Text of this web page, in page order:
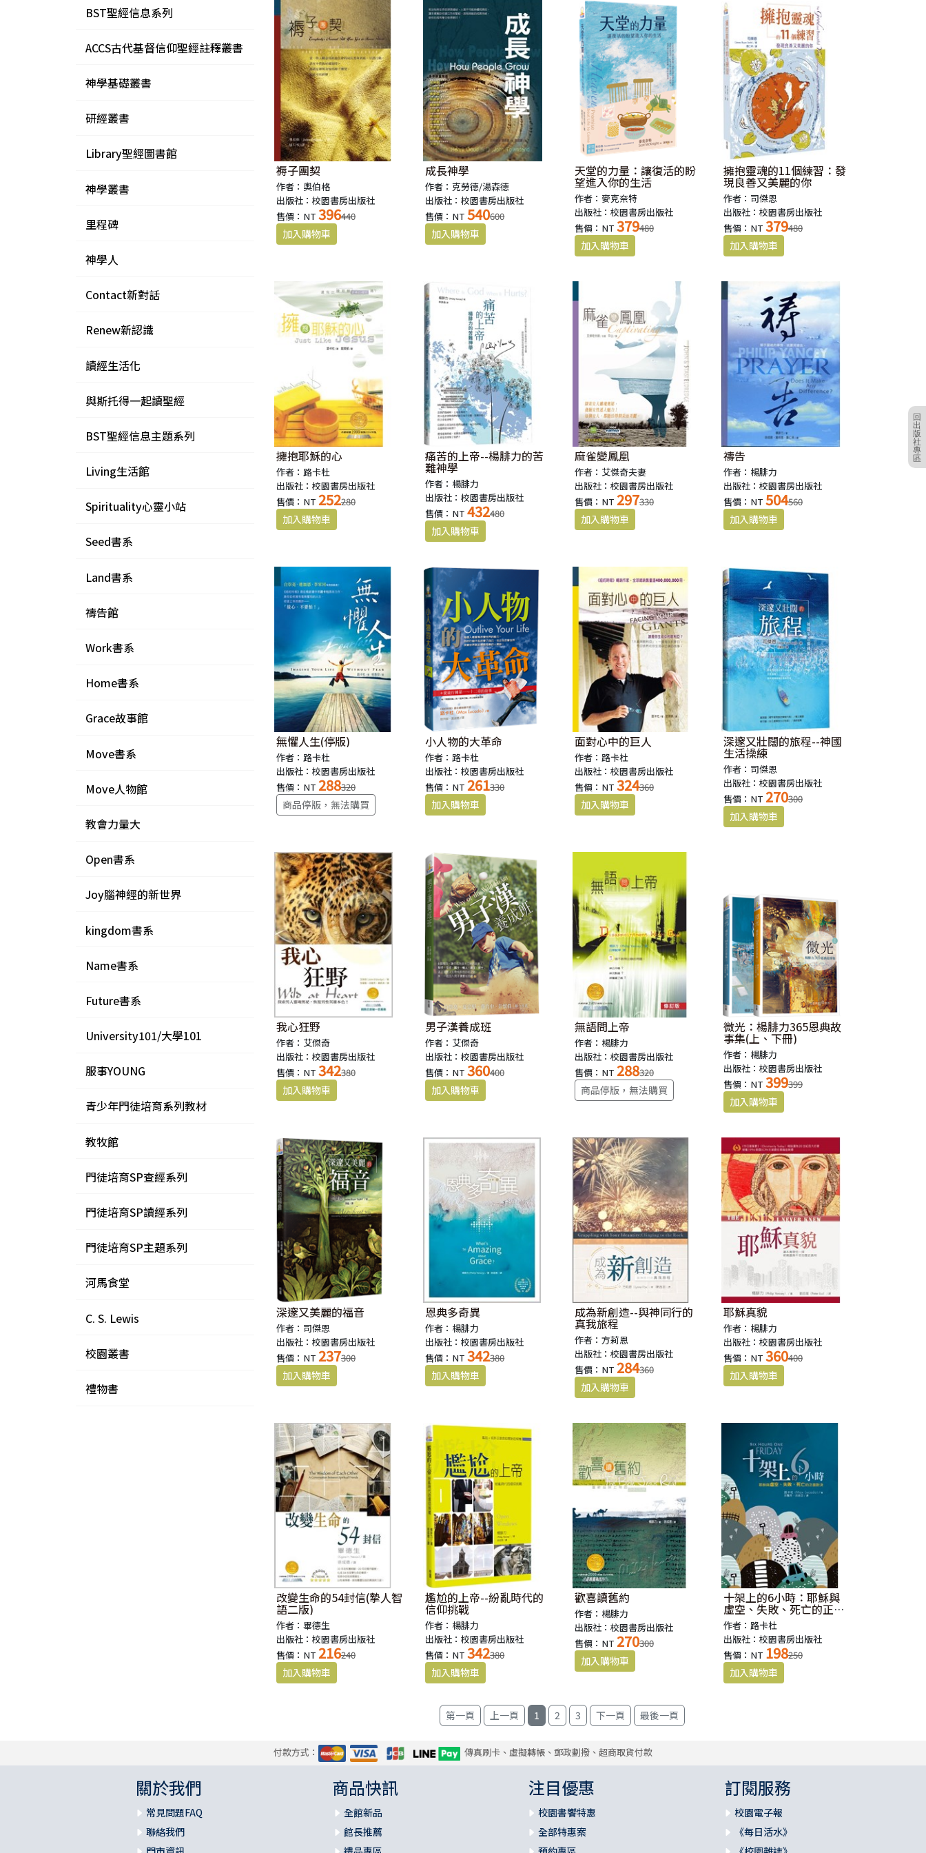
BST聖經信息系列
ACCS古代基督信仰聖經註釋叢書
神學基礎叢書
研經叢書
Library聖經圖書館
神學叢書
里程碑
神學人
Contact新對話
Renew新認識
讀經生活化
與斯托得一起讀聖經
BST聖經信息主題系列
Living生活館
Spirituality心靈小站
Seed書系
Land書系
禱告館
Work書系
Home書系
Grace故事館
Move書系
Move人物館
教會力量大
Open書系
Joy腦神經的新世界
kingdom書系
Name書系
Future書系
University101/大學101
服事YOUNG
青少年門徒培育系列教材
教牧館
門徒培育SP查經系列
門徒培育SP讀經系列
門徒培育SP主題系列
河馬食堂
C. S. Lewis
校園叢書
禮物書
回
出
版
社
專
區
靠著獲取，學生才能從書本中汲取夠用的知識；
靠著獲取，我們成為一個獨立的、能自給自足的個體。
然而，一個人的成熟，關鍵卻不在獲取，而在付出。
靠著付出，我們所攝取的養分與能量，才不至於積累在體內而生病；
靠著付出，我們所學習的知識，才有機會在工作中得到發揮；
靠著付出，獨立的個體，才有可能建立團隊，朝更大的夢想邁進。
付出，讓一個人學會珍惜、學會謙卑；
付出，也讓一個人體會真正的快樂，是看見他人臉上的笑容。
「Living生活館」認為，
生命要更豐盛，
生活要更富足，
「凡想要保全生命的，必喪掉生命；凡喪掉生命的，必救活生命。」（路加福音十七章33節）
褥子團契
作者：奧伯格
出版社：校園書房出版社
售價：NT 396440
成長神學
作者：克勞德/湯森德
出版社：校園書房出版社
售價：NT540600
天堂的力量：讓復活的盼
望進入你的生活
作者：麥克奈特
出版社：校園書房出版社
售價：NT 379480
擁抱靈魂的11個練習：發
現良善又美麗的你
作者：司傑恩
出版社：校園書房出版社
售價：NT 379480
擁抱耶穌的心
作者：路卡杜
出版社：校園書房出版社
售價：NT 252280
痛苦的上帝--楊腓力的苦
難神學
作者：楊腓力
出版社：校園書房出版社
售價：NT432480
麻雀變鳳凰
作者：艾傑奇夫妻
出版社：校園書房出版社
售價：NT 297330
禱告
作者：楊腓力
出版社：校園書房出版社
售價：NT 504560
無懼人生(停版)
作者：路卡杜
出版社：校園書房出版社
售價：NT 288320
商品停版，無法購買
小人物的大革命
作者：路卡杜
出版社：校園書房出版社
售價：NT261330
面對心中的巨人
作者：路卡杜
出版社：校園書房出版社
售價：NT 324360
深邃又壯闊的旅程--神國
生活操練
作者：司傑恩
出版社：校園書房出版社
售價：NT 270300
我心狂野
作者：艾傑奇
出版社：校園書房出版社
售價：NT 342380
男子漢養成班
作者：艾傑奇
出版社：校園書房出版社
售價：NT360400
無語問上帝
作者：楊腓力
出版社：校園書房出版社
售價：NT 288320
商品停版，無法購買
微光：楊腓力365恩典故
事集(上、下冊)
作者：楊腓力
出版社：校園書房出版社
售價：NT 399399
深邃又美麗的福音
作者：司傑恩
出版社：校園書房出版社
售價：NT 237300
恩典多奇異
作者：楊腓力
出版社：校園書房出版社
售價：NT342380
成為新創造--與神同行的
真我旅程
作者：方莉恩
出版社：校園書房出版社
售價：NT 284360
耶穌真貌
作者：楊腓力
出版社：校園書房出版社
售價：NT 360400
改變生命的54封信(摯人智
語二版)
作者：畢德生
出版社：校園書房出版社
售價：NT 216240
尷尬的上帝--紛亂時代的
信仰挑戰
作者：楊腓力
出版社：校園書房出版社
售價：NT342380
歡喜讀舊約
作者：楊腓力
出版社：校園書房出版社
售價：NT 270300
十架上的6小時：耶穌與
虛空、失敗、死亡的正面
對決(原書名:一個星期五
的6小時)
作者：路卡杜
出版社：校園書房出版社
售價：NT 198250
1 2 3
付款方式： 傳真刷卡、虛擬轉帳、郵政劃撥、超商取貨付款
關於我們
常見問題FAQ
聯絡我們
商品快訊
全館新品
館長推薦
注目優惠
校園書饗特惠
全部特惠案
訂閱服務
校園電子報
《每日活水》